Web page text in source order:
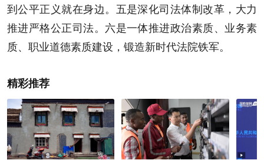
到公平正义就在身边。五是深化司法体制改革，大力
推进严格公正司法。六是一体推进政治素质、业务素
质、职业道德素质建设，锻造新时代法院铁军。
精彩推荐